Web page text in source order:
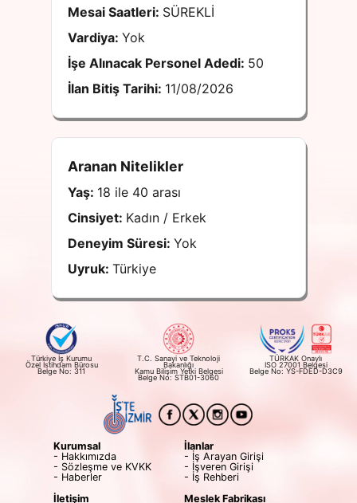
Mesai Saatleri: SÜREKLİ
Vardiya: Yok
İşe Alınacak Personel Adedi: 50
İlan Bitiş Tarihi: 11/08/2026
Aranan Nitelikler
Yaş: 18 ile 40 arası
Cinsiyet: Kadın / Erkek
Deneyim Süresi: Yok
Uyruk: Türkiye
Türkiye İş Kurumu
Özel İstihdam Bürosu
Belge No: 311
T.C. Sanayi ve Teknoloji
Bakanlığı
Kamu Bilişim Yetki Belgesi
Belge No: STB01-3060
TÜRKAK Onaylı
ISO 27001 Belgesi
Belge No: YS-FDED-D3C9
Kurumsal
- Hakkımızda
- Sözleşme ve KVKK
- Haberler
İlanlar
- İş Arayan Girişi
- İşveren Girişi
- İş Rehberi
İletişim
Meslek Fabrikası